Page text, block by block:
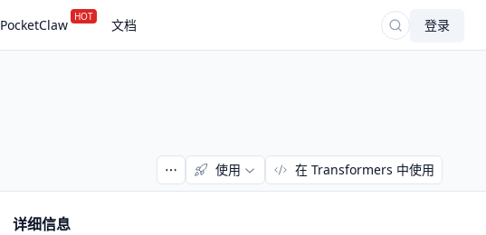
PocketClaw HOT 文档 登录
使用 在 Transformers 中使用
详细信息